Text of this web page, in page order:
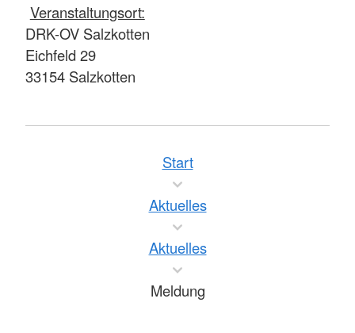
Veranstaltungsort:
DRK-OV Salzkotten
Eichfeld 29
33154 Salzkotten
Start
Aktuelles
Aktuelles
Meldung